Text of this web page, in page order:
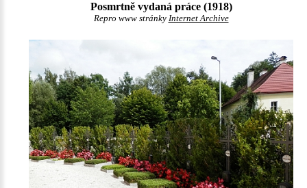
Posmrtně vydaná práce (1918)
Repro www stránky Internet Archive